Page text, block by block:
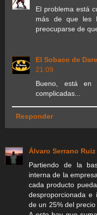
El problema está
más de que les
preocuparse de
El Sobaco de
21:09
Bueno, está
complicadas...
Responder
Álvaro Serrano Ruiz
Partiendo de la
interna de la
cada producto
desproporcionada e
de un 25% del